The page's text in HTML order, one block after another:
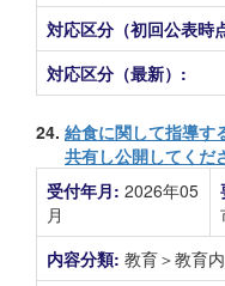
対応区分（初回公表時
対応区分（最新）:
24. 給食に関して指導す
共有し公開してくだ
受付年月: 2026年05
月
内容分類: 教育＞教育